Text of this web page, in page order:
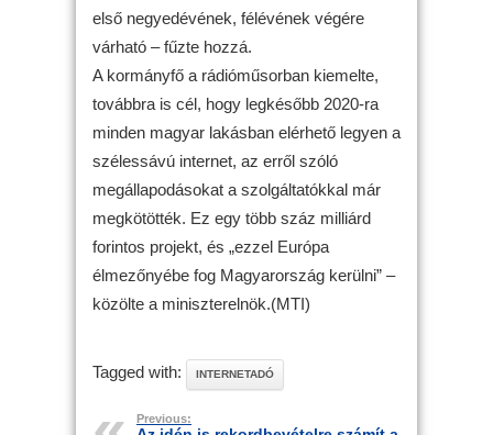
első negyedévének, félévének végére
várható – fűzte hozzá.
A kormányfő a rádióműsorban kiemelte,
továbbra is cél, hogy legkésőbb 2020-ra
minden magyar lakásban elérhető legyen a
szélessávú internet, az erről szóló
megállapodásokat a szolgáltatókkal már
megkötötték. Ez egy több száz milliárd
forintos projekt, és „ezzel Európa
élmezőnyébe fog Magyarország kerülni” –
közölte a miniszterelnök.(MTI)
Tagged with: INTERNETADÓ
Previous: